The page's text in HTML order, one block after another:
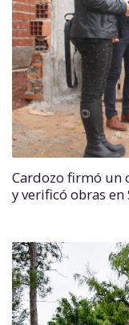
Cardozo firmó un
y verificó obras en